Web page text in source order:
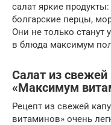
салат яркие
болгарские перцы,
Они не только станут
в блюда максимум
Салат из
«Максимум
Рецепт из свежей
витаминов» очень